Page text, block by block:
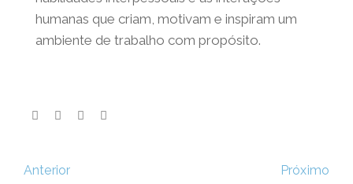
Num mundo corporativo cada vez mais
automatizado, a IA pode ser fundamental